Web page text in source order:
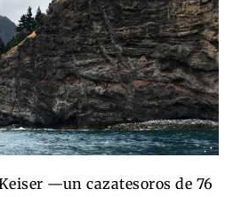
—un cazatesoros de 76